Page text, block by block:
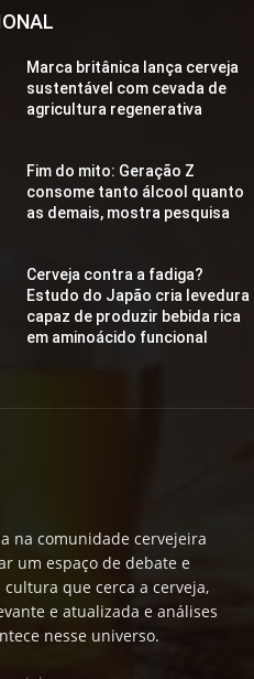
Marca britânica lança cerveja
sustentável com cevada de
agricultura regenerativa
Fim do mito: Geração Z
consome tanto álcool quanto
as demais, mostra pesquisa
Cerveja contra a fadiga?
Estudo do Japão cria levedura
capaz de produzir bebida rica
em aminoácido funcional
na comunidade cervejeira
um espaço de debate e
que cerca a cerveja,
e atualizada e análises
nesse universo.